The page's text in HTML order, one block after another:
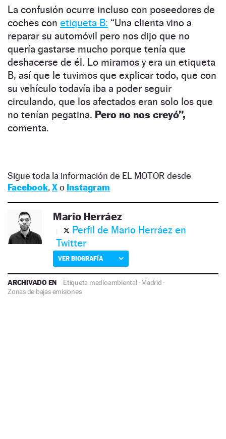
La confusión ocurre incluso con poseedores de
coches con etiqueta B: “Una clienta vino a
reparar su automóvil pero nos dijo que no
quería gastarse mucho porque tenía que
deshacerse de él. Lo miramos y era un etiqueta
B, así que le tuvimos que explicar todo, que con
su vehículo todavía iba a poder seguir
circulando, que los afectados eran solo los que
no tenían pegatina. Pero no nos creyó”,
comenta.
Sigue toda la información de EL MOTOR desde
Facebook, Xo Instagram
Mario Herráez
Perfil de Mario Herráez en
Twitter
VER BIOGRAFÍA
ARCHIVADO EN Etiqueta medioambiental·Madrid ·
Zonas de bajas emisiones